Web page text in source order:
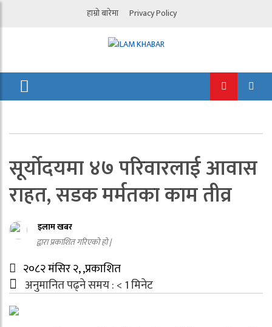
हाम्रो बारेमा Privacy Policy
सूर्योदयमा ४७ परिवारलाई आवास
राहत, सडक मर्मतका काम तीव्र
इलाम खबर
द्वारा प्रकाशित गरिएको हो |
२०८२ मंसिर २, ,प्रकाशित
अनुमानित पढ्ने समय :< 1मिनेट